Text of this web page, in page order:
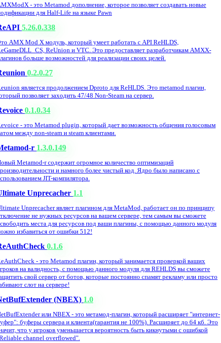
- это Metamod дополнение, которое позволяет создавать новые
для Half-Life на языке Pawn
5.26.0.338
AMX Mod X модуль, который умеет работать с API ReHLDS,
ReUnion и VTC. Это предоставляет разработчикам AMXX-
больше возможностей для реализации своих целей.
0.2.0.27
является продолжением Dproto для ReHLDS. Это metamod плагин,
позволяет заходить 47/48 Non-Steam на сервер.
0.1.0.34
- это Metamod plugin, который дает возможность общения голосовым
между non-steam и steam клиентами.
r 1.3.0.149
Metamod-r содержит огромное количество оптимизаций
и намного более чистый код. Ядро было написано с
JIT-компилятора.
Unprecacher 1.1
Unprecacher являет плагином для MetaMod, работает он по принципу
не нужных ресурсов на вашем сервере, тем самым вы сможете
места для ресурсов под ваши плагины, с помощью данного модуля
избавиться от ошибки 512!
0.1.6
- это Metamod плагин, который занимается проверкой ваших
на валидность, с помощью данного модуля для REHLDS вы сможете
свой сервер от ботов, которые постоянно спамят рекламу или просто
слот на сервере!
(NBEX) 1.0
или NBEX - это метамод-плагин, который расширяет "интернет-
буферы сервера и клиента(гарантия не 100%). Расширяет до 64 кб. Это
что у игроков уменьшается вероятность быть кикнутыми с ошибкой
channel overflowed".